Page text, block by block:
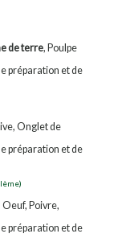
de terre, Poulpe
préparation et de
Onglet de
préparation et de
Poivre,
préparation et de